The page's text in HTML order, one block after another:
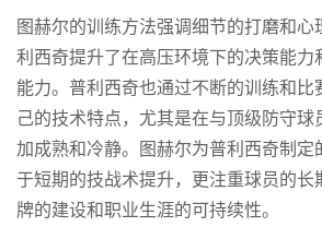
图赫尔的训练方法强调细节的打磨和
利西奇提升了在高压环境下的决策能
能力。普利西奇也通过不断的训练和
己的技术特点，尤其是在与顶级防守
加成熟和冷静。图赫尔为普利西奇制
于短期的技战术提升，更注重球员的
牌的建设和职业生涯的可持续性。